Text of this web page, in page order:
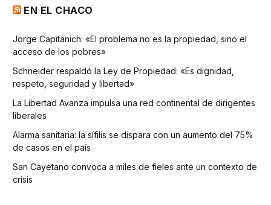
EN EL CHACO
Jorge Capitanich: «El problema no es la propiedad, sino el
acceso de los pobres»
Schneider respaldó la Ley de Propiedad: «Es dignidad,
respeto, seguridad y libertad»
La Libertad Avanza impulsa una red continental de dirigentes
liberales
Alarma sanitaria: la sífilis se dispara con un aumento del 75%
de casos en el país
San Cayetano convoca a miles de fieles ante un contexto de
crisis